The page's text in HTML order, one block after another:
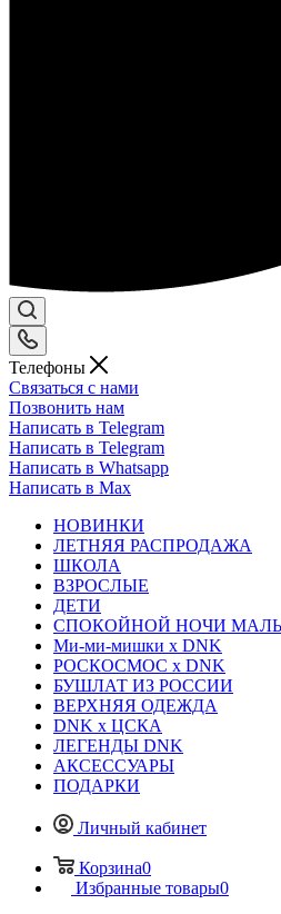
Телефоны
Связаться с нами
Позвонить нам
Написать в Telegram
Написать в Telegram
Написать в Whatsapp
Написать в Max
НОВИНКИ
ЛЕТНЯЯ РАСПРОДАЖА
ШКОЛА
ВЗРОСЛЫЕ
ДЕТИ
СПОКОЙНОЙ НОЧИ
Ми-ми-мишки x DNK
РОСКОСМОС x DNK
БУШЛАТ ИЗ РОССИИ
ВЕРХНЯЯ ОДЕЖДА
DNK x ЦСКА
ЛЕГЕНДЫ DNK
АКСЕССУАРЫ
ПОДАРКИ
Личный кабинет
Корзина0
Избранные товары0